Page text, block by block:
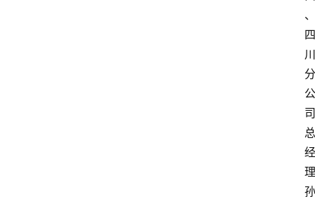
、
四
川
分
公
司
总
经
理
孙